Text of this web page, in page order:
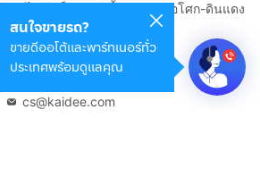
สนใจขายรถ?
ขายดีออโต้และพาร์ทเนอร์ทั่ว
ประเทศพร้อมดูแลคุณ
กายไนน์ เซ็นเตอร์ ชั้น 22 ถนนอโศก-ดินแดง
วงดินแดง เขตดินแดง
กรุงเทพมหานคร 10400
cs@kaidee.com